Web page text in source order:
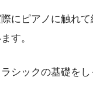
にピアノに触れ
す。
シックの基礎をし